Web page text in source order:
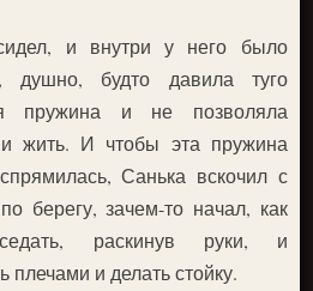
и внутри у него было
будто давила туго
пружина и не позволяла
жить. И чтобы эта пружина
Санька вскочил с
берегу, зачем-то начал, как
раскинув руки, и
плечами и делать стойку.